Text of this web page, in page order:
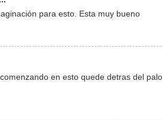
para esto. Esta muy bueno
en esto quede detras del palo